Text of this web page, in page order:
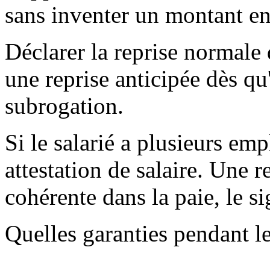
sans inventer un montant
Déclarer la reprise
une reprise anticipée dès
subrogation.
Si le salarié a plusieurs
attestation de salaire. Une
cohérente dans la paie, le
Quelles garanties pendant